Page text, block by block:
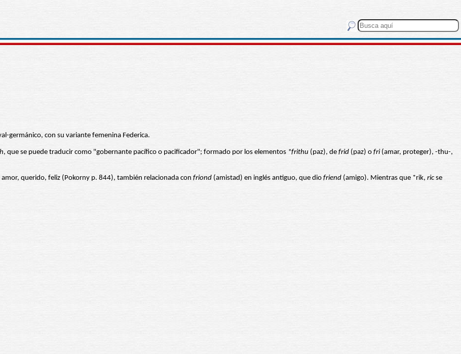
germánico, con su variante femenina Federica.
, que se puede traducir como "gobernante pacífico o pacificador"; formado por los elementos *frithu (paz), de frid (paz) o fri(amar, proteger), -thu-,
amor, querido, feliz (Pokorny p. 844), también relacionada con friond (amistad) en inglés antiguo, que dio friend (amigo). Mientras que *rik, ric se